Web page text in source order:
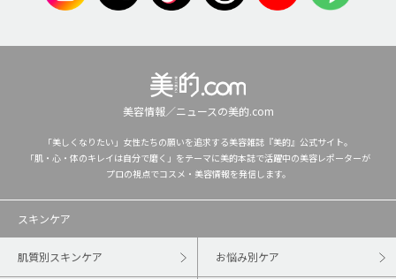
美容情報／ニュースの美的.com
「美しくなりたい」女性たちの願いを追求する美容雑誌『美的』公式サイト。
「肌・心・体のキレイは自分で磨く」をテーマに美的本誌で活躍中の美容レポーターが
プロの視点でコスメ・美容情報を発信します。
スキンケア
肌質別スキンケア お悩み別ケア